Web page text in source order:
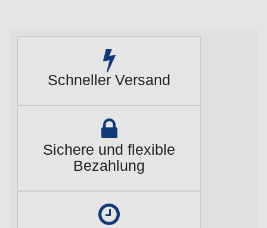
Schneller Versand
Sichere und flexible
Bezahlung